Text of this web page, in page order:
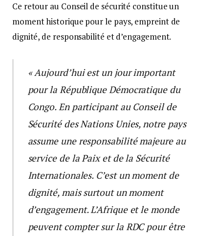
Ce retour au Conseil de sécurité constitue un
moment historique pour le pays, empreint de
dignité, de responsabilité et d’engagement.
« Aujourd’hui est un jour important
pour la République Démocratique du
Congo. En participant au Conseil de
Sécurité des Nations Unies, notre pays
assume une responsabilité majeure au
service de la Paix et de la Sécurité
Internationales. C’est un moment de
dignité, mais surtout un moment
d’engagement. L’Afrique et le monde
peuvent compter sur la RDC pour être